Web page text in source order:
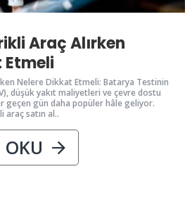
Araç Alırken
Etmeli
Nelere Dikkat Etmeli: Batarya Testinin
düşük yakıt maliyetleri ve çevre dostu
geçen gün daha popüler hâle geliyor.
satın al..